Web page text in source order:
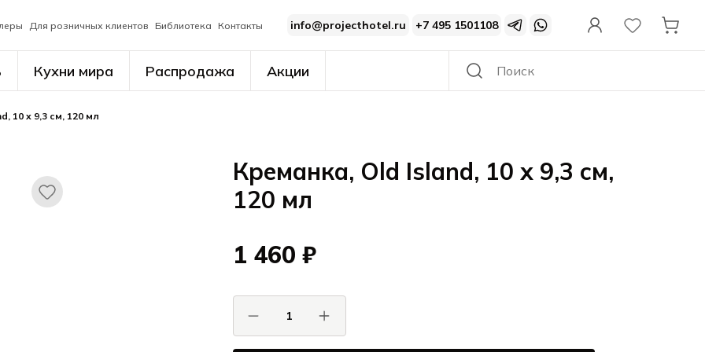
Для розничных клиентов Библиотека Контакты info@projecthotel.ru +7 495 1501108
Кухни мира Распродажа Акции
10 х 9,3 см, 120 мл
Креманка, Old Island, 10 х 9,3 см,
120 мл
1 460 ₽